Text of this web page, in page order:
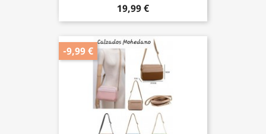
19,99 €
-9,99 €